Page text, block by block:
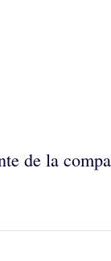
de la